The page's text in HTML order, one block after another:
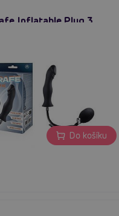
Inflatable Plug 3
anální kolík
Do košíku